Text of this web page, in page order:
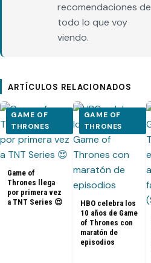
recomendaciones de
todo lo que voy
viendo.
ARTÍCULOS RELACIONADOS
GAME OF
THRONES
Game of
Thrones llega
por primera vez
a TNT Series 😍
GAME OF
THRONES
HBO celebra los
10 años de Game
of Thrones con
maratón de
episodios